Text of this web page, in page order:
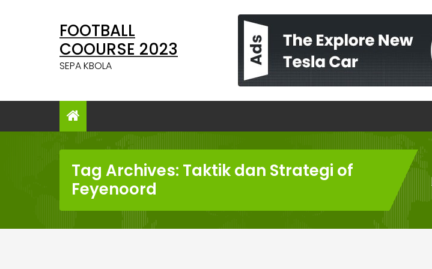
FOOTBALL
COOURSE 2023
SEPA KBOLA
Tag Archives: Taktik dan Strategi of
Feyenoord